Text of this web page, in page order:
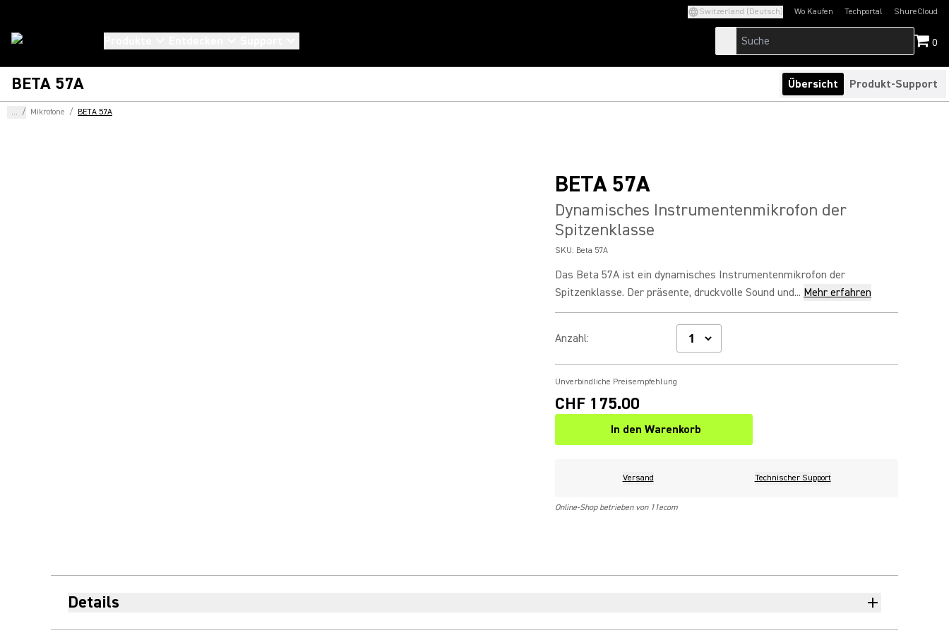
Switzerland (Deutsch) Wo Kaufen Techportal
(Opens in a new tab)ShureCloud
(Opens in a new
0
BETA 57A Übersicht Produkt-Support
... / Mikrofone / BETA 57A
BETA 57A
Dynamisches Instrumentenmikrofon der
Spitzenklasse
SKU: Beta 57A
Das Beta 57A ist ein dynamisches Instrumentenmikrofon der
Spitzenklasse. Der präsente, druckvolle Sound und... Mehr erfahren
Anzahl:
Unverbindliche Preisempfehlung
CHF 175.00
In den Warenkorb
Versand Technischer Support
Online-Shop betrieben von 11ecom
Details